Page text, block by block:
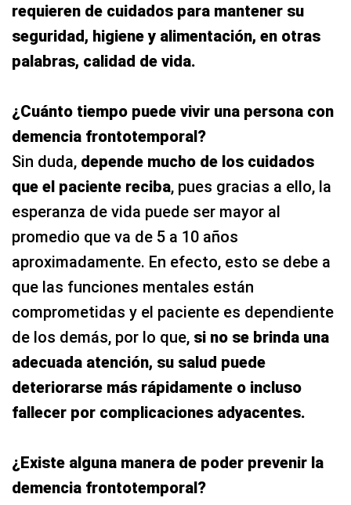
requieren de cuidados para mantener su
seguridad, higiene y alimentación, en otras
palabras, calidad de vida.
¿Cuánto tiempo puede vivir una persona con
demencia frontotemporal?
Sin duda, depende mucho de los cuidados
que el paciente reciba, pues gracias a ello, la
esperanza de vida puede ser mayor al
promedio que va de 5 a 10 años
aproximadamente. En efecto, esto se debe a
que las funciones mentales están
comprometidas y el paciente es dependiente
de los demás, por lo que, si no se brinda una
adecuada atención, su salud puede
deteriorarse más rápidamente o incluso
fallecer por complicaciones adyacentes.
¿Existe alguna manera de poder prevenir la
demencia frontotemporal?